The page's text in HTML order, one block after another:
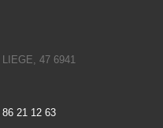
47 6941
21 12 63